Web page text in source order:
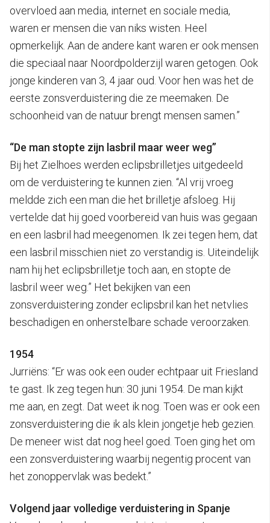
overvloed aan media, internet en sociale media,
waren er mensen die van niks wisten. Heel
opmerkelijk. Aan de andere kant waren er ook mensen
die speciaal naar Noordpolderzijl waren getogen. Ook
jonge kinderen van 3, 4 jaar oud. Voor hen was het de
eerste zonsverduistering die ze meemaken. De
schoonheid van de natuur brengt mensen samen.”
“De man stopte zijn lasbril maar weer weg”
Bij het Zielhoes werden eclipsbrilletjes uitgedeeld
om de verduistering te kunnen zien. “Al vrij vroeg
meldde zich een man die het brilletje afsloeg. Hij
vertelde dat hij goed voorbereid van huis was gegaan
en een lasbril had meegenomen. Ik zei tegen hem, dat
een lasbril misschien niet zo verstandig is. Uiteindelijk
nam hij het eclipsbrilletje toch aan, en stopte de
lasbril weer weg.” Het bekijken van een
zonsverduistering zonder eclipsbril kan het netvlies
beschadigen en onherstelbare schade veroorzaken.
1954
Jurriëns: “Er was ook een ouder echtpaar uit Friesland
te gast. Ik zeg tegen hun: 30 juni 1954. De man kijkt
me aan, en zegt. Dat weet ik nog. Toen was er ook een
zonsverduistering die ik als klein jongetje heb gezien.
De meneer wist dat nog heel goed. Toen ging het om
een zonsverduistering waarbij negentig procent van
het zonoppervlak was bedekt.”
Volgend jaar volledige verduistering in Spanje